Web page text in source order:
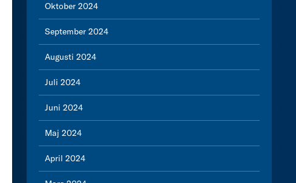
Oktober 2024
September 2024
Augusti 2024
Juli 2024
Juni 2024
Maj 2024
April 2024